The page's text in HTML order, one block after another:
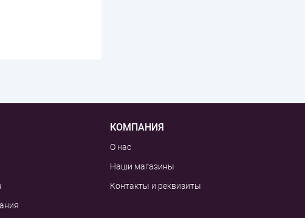
КОМПАНИЯ
О нас
Наши магазины
Контакты и реквизиты